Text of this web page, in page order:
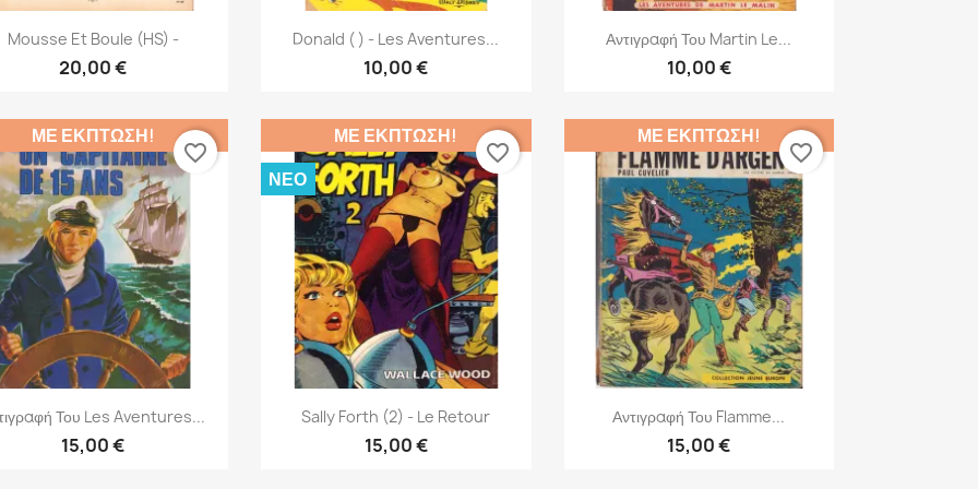
Γρήγορη προβολή
Mousse Et Boule (HS) -
20,00 €
Γρήγορη προβολή
Donald ( ) - Les Aventures...
10,00 €
Γρήγορη προβολή
Αντιγραφή Του Martin Le...
10,00 €
Γρήγορη προβολή
Του Les Aventures...
15,00 €
ΜΕ ΈΚΠΤΩΣΗ!
favorite_border
Γρήγορη προβολή
Sally Forth (2) - Le Retour
15,00 €
ΜΕ ΈΚΠΤΩΣΗ!
ΝΈΟ
favorite_border
Γρήγορη προβολή
Αντιγραφή Του Flamme...
15,00 €
ΜΕ ΈΚΠΤΩΣΗ!
favorite_border